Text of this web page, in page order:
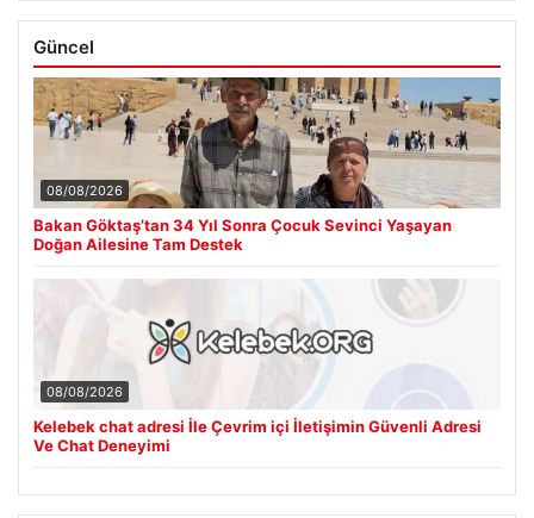
Güncel
08/08/2026
Bakan Göktaş’tan 34 Yıl Sonra Çocuk Sevinci Yaşayan
Doğan Ailesine Tam Destek
08/08/2026
Kelebek chat adresi İle Çevrim içi İletişimin Güvenli Adresi
Ve Chat Deneyimi